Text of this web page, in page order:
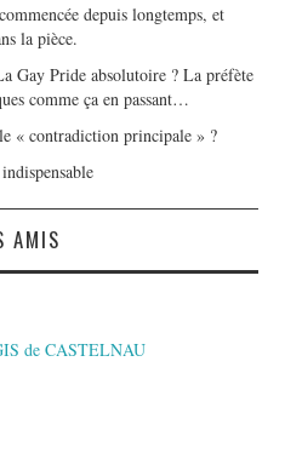
depuis longtemps, et
la pièce.
Gay Pride absolutoire ? La préfète
comme ça en passant…
« contradiction principale » ?
AMIS
de CASTELNAU